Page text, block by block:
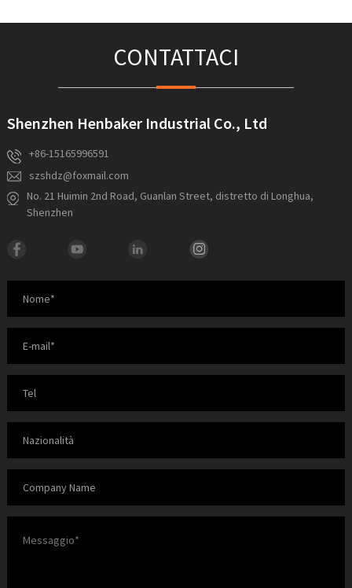
CONTATTACI
Shenzhen Henbaker Industrial Co., Ltd
+86-15165996591
szshdz@foxmail.com
No. 21 Huimin 2nd Road, Guanlan Street, distretto di Longhua,
Shenzhen